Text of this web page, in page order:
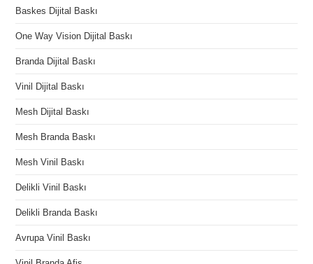
Baskes Dijital Baskı
One Way Vision Dijital Baskı
Branda Dijital Baskı
Vinil Dijital Baskı
Mesh Dijital Baskı
Mesh Branda Baskı
Mesh Vinil Baskı
Delikli Vinil Baskı
Delikli Branda Baskı
Avrupa Vinil Baskı